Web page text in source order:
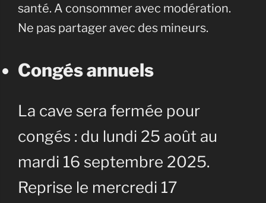
santé. A consommer avec modération.
Ne pas partager avec des mineurs.
Congés annuels
La cave sera fermée pour
congés : du lundi 25 août au
mardi 16 septembre 2025.
Reprise le mercredi 17